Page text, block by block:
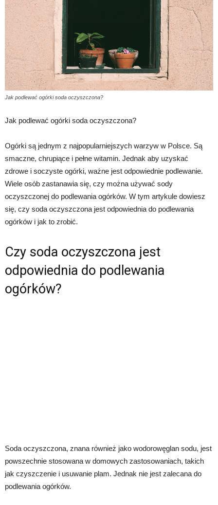
Jak podlewać ogórki soda oczyszczona?
Jak podlewać ogórki soda oczyszczona?
Ogórki są jednym z najpopularniejszych warzyw w Polsce. Są
smaczne, chrupiące i pełne witamin. Jednak aby uzyskać
zdrowe i soczyste ogórki, ważne jest odpowiednie podlewanie.
Wiele osób zastanawia się, czy można używać sody
oczyszczonej do podlewania ogórków. W tym artykule dowiesz
się, czy soda oczyszczona jest odpowiednia do podlewania
ogórków i jak to zrobić.
Czy soda oczyszczona jest
odpowiednia do podlewania
ogórków?
Soda oczyszczona, znana również jako wodorowęglan sodu, jest
powszechnie stosowana w domowych zastosowaniach, takich
jak czyszczenie i usuwanie plam. Jednak nie jest zalecana do
podlewania ogórków.